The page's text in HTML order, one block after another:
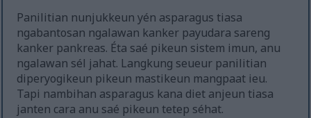
Panilitian nunjukkeun yén asparagus tiasa
ngabantosan ngalawan kanker payudara sareng
kanker pankreas. Éta saé pikeun sistem imun, anu
ngalawan sél jahat. Langkung seueur panilitian
diperyogikeun pikeun mastikeun mangpaat ieu.
Tapi nambihan asparagus kana diet anjeun tiasa
janten cara anu saé pikeun tetep séhat.